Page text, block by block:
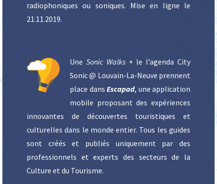
radiophoniques ou soniques. Mise en ligne le
21.11.2019.
Une Sonic Walks+ le l’agenda City
Sonic @ Louvain-La-Neuve prennent
place dans Escapad, une application
mobile proposant des expériences
innovantes de découvertes touristiques et
culturelles dans le monde entier. Tous les guides
sont créés et publiés uniquement par des
professionnels et experts des secteurs de la
Culture et du Tourisme.